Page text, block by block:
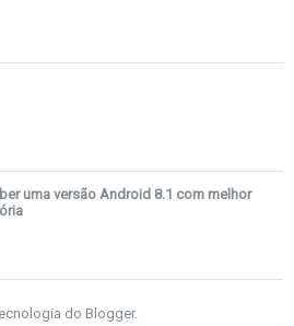
uma versão Android 8.1 com melhor
do Blogger.